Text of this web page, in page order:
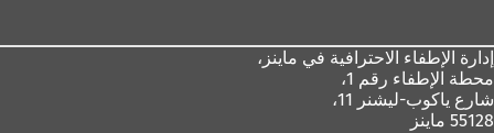
إدارة الإطفاء الاحترافية في ماينز،
محطة الإطفاء رقم 1،
شارع ياكوب-ليشنر 11،
55128 ماينز